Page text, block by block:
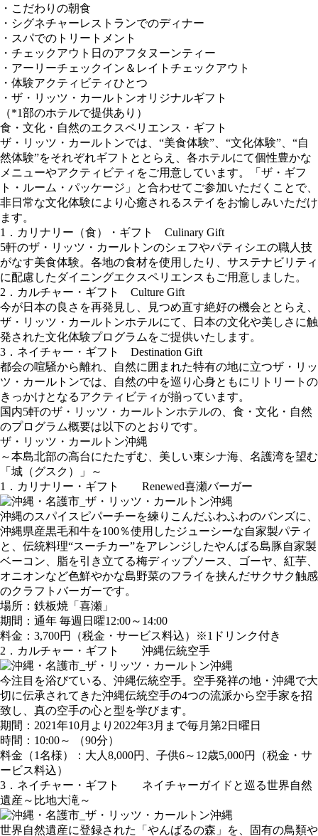
・こだわりの朝食
・シグネチャーレストランでのディナー
・スパでのトリートメント
・チェックアウト日のアフタヌーンティー
・アーリーチェックイン＆レイトチェックアウト
・体験アクティビティひとつ
・ザ・リッツ・カールトンオリジナルギフト
（*1部のホテルで提供あり）
食・文化・自然のエクスペリエンス・ギフト
ザ・リッツ・カールトンでは、“美食体験”、“文化体験”、“自
然体験”をそれぞれギフトととらえ、各ホテルにて個性豊かな
メニューやアクティビティをご用意しています。「ザ・ギフ
ト・ルーム・パッケージ」と合わせてご参加いただくことで、
非日常な文化体験により心癒されるステイをお愉しみいただけ
ます。
1．カリナリー（食）・ギフト Culinary Gift
5軒のザ・リッツ・カールトンのシェフやパティシエの職人技
がなす美食体験。各地の食材を使用したり、サステナビリティ
に配慮したダイニングエクスペリエンスもご用意しました。
2．カルチャー・ギフト Culture Gift
今が日本の良さを再発見し、見つめ直す絶好の機会ととらえ、
ザ・リッツ・カールトンホテルにて、日本の文化や美しさに触
発された文化体験プログラムをご提供いたします。
3．ネイチャー・ギフト Destination Gift
都会の喧騒から離れ、自然に囲まれた特有の地に立つザ・リッ
ツ・カールトンでは、自然の中を巡り心身ともにリトリートの
きっかけとなるアクティビティが揃っています。
国内5軒のザ・リッツ・カールトンホテルの、食・文化・自然
のプログラム概要は以下のとおりです。
ザ・リッツ・カールトン沖縄
～本島北部の高台にたたずむ、美しい東シナ海、名護湾を望む
「城（グスク）」～
1．カリナリー・ギフト Renewed喜瀬バーガー
沖縄のスパイスピパーチーを練りこんだふわふわのバンズに、
沖縄県産黒毛和牛を100％使用したジューシーな自家製パティ
と、伝統料理“スーチカー”をアレンジしたやんばる島豚自家製
ベーコン、脂を引き立てる梅ディップソース、ゴーヤ、紅芋、
オニオンなど色鮮やかな島野菜のフライを挟んだサクサク触感
のクラフトバーガーです。
場所：鉄板焼「喜瀬」
期間：通年 毎週日曜12:00～14:00
料金：3,700円（税金・サービス料込）※1ドリンク付き
2．カルチャー・ギフト 沖縄伝統空手
今注目を浴びている、沖縄伝統空手。空手発祥の地・沖縄で大
切に伝承されてきた沖縄伝統空手の4つの流派から空手家を招
致し、真の空手の心と型を学びます。
期間：2021年10月より2022年3月まで毎月第2日曜日
時間：10:00～ （90分）
料金（1名様）：大人8,000円、子供6～12歳5,000円（税金・サ
ービス料込）
3．ネイチャー・ギフト ネイチャーガイドと巡る世界自然
遺産～比地大滝～
世界自然遺産に登録された「やんばるの森」を、固有の鳥類や